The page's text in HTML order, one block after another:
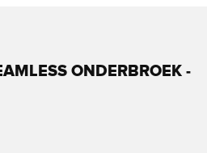
ONDERBROEK -